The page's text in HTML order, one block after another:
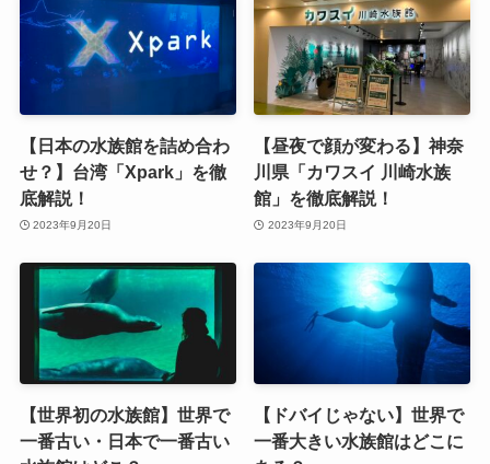
【日本の水族館を詰め合わ
せ？】台湾「Xpark」を徹
底解説！
2023年9月20日
【昼夜で顔が変わる】神奈
川県「カワスイ 川崎水族
館」を徹底解説！
2023年9月20日
【世界初の水族館】世界で
一番古い・日本で一番古い
【ドバイじゃない】世界で
一番大きい水族館はどこに